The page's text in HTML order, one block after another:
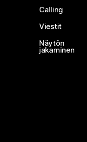
Calling
Viestit
Näytön
jakaminen